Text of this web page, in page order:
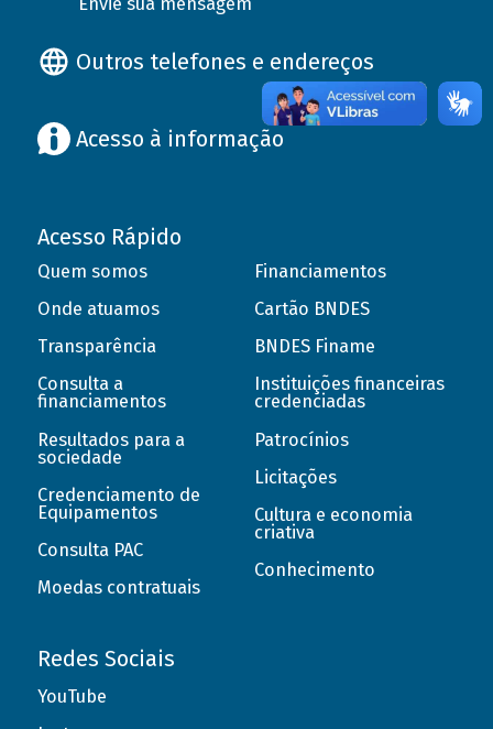
Outros telefones e endereços
Acesso à informação
Acesso Rápido
Quem somos
Onde atuamos
Transparência
Consulta a
financiamentos
Resultados para a
sociedade
Credenciamento de
Equipamentos
Consulta PAC
Moedas contratuais
Financiamentos
Cartão BNDES
BNDES Finame
Instituições financeiras
credenciadas
Patrocínios
Licitações
Cultura e economia
criativa
Conhecimento
Redes Sociais
YouTube